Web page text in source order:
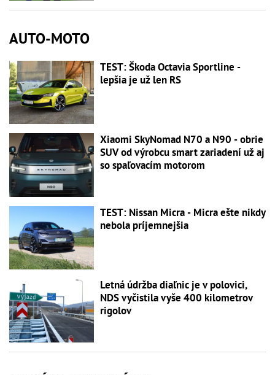
AUTO-MOTO
TEST: Škoda Octavia Sportline -
lepšia je už len RS
Xiaomi SkyNomad N70 a N90 - obrie
SUV od výrobcu smart zariadení už aj
so spaľovacím motorom
TEST: Nissan Micra - Micra ešte nikdy
nebola príjemnejšia
Letná údržba diaľnic je v polovici,
NDS vyčistila vyše 400 kilometrov
rigolov